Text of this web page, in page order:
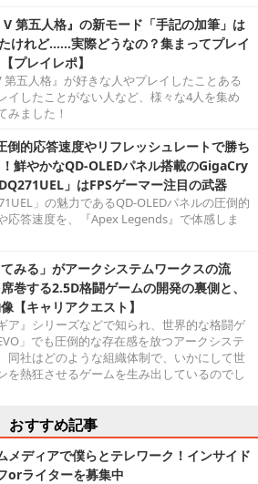
第五人格』の新モード「手記の加筆」は
けれど……実際どうなの？集まってプレイ
プレイレポ】
第五人格』が好きな人やプレイしたことある
イしたことがない人など、様々な4人を集め
みました！
倒的応答速度やリフレッシュレートで勝ち
鮮やかなQD-OLEDパネル搭載のGigaCry
」はFPSゲーマー注目の武器
」の魅力であるQD-OLEDパネルの圧倒的
応答速度を、『Apex Legends』で体感しま
てみる」がアークシステムワークスの流
巻する2.5D格闘ゲームの開発の裏側と、
【キャリアクエスト】
ア』シリーズなどで知られ、世界的な格闘ゲ
」でも圧倒的な存在感を放つアークシステ
同社はどのような組織体制で、いかにして世
を熱狂させるゲームを生み出しているのでし
おすすめ記事
メディアで僕らとテレワーク！インサイド
orライターを募集中